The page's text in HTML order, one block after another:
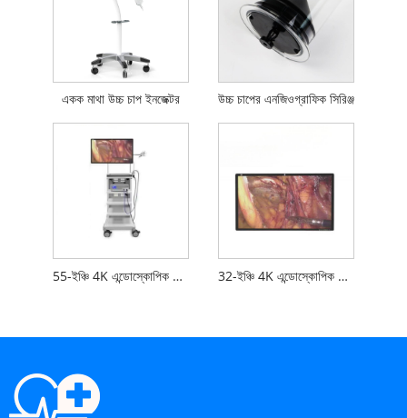
একক মাথা উচ্চ চাপ ইনজেক্টর উচ্চ চাপের এনজিওগ্রাফিক সিরিঞ্জ
55-ইঞ্চি 4K এন্ডোস্কোপিক ডিসপ্লে 32-ইঞ্চি 4K এন্ডোস্কোপিক ডিসপ্লে